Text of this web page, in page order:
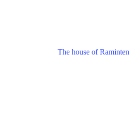
The house of Raminten